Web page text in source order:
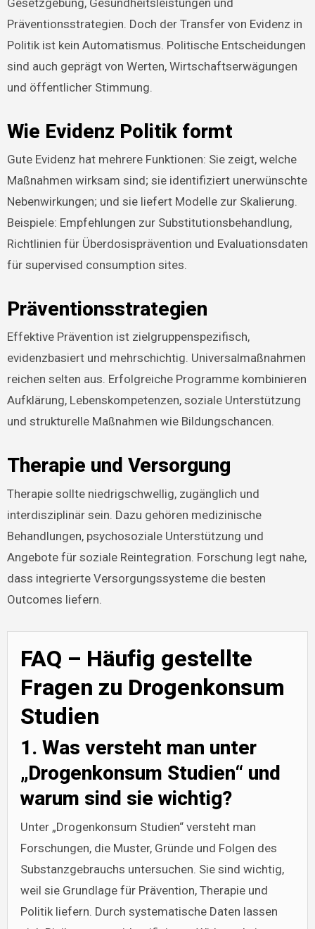
Präventionsstrategien. Doch der Transfer von Evidenz in
Politik ist kein Automatismus. Politische Entscheidungen
sind auch geprägt von Werten, Wirtschaftserwägungen
und öffentlicher Stimmung.
Wie Evidenz Politik formt
Gute Evidenz hat mehrere Funktionen: Sie zeigt, welche
Maßnahmen wirksam sind; sie identifiziert unerwünschte
Nebenwirkungen; und sie liefert Modelle zur Skalierung.
Beispiele: Empfehlungen zur Substitutionsbehandlung,
Richtlinien für Überdosisprävention und Evaluationsdaten
für supervised consumption sites.
Präventionsstrategien
Effektive Prävention ist zielgruppenspezifisch,
evidenzbasiert und mehrschichtig. Universalmaßnahmen
reichen selten aus. Erfolgreiche Programme kombinieren
Aufklärung, Lebenskompetenzen, soziale Unterstützung
und strukturelle Maßnahmen wie Bildungschancen.
Therapie und Versorgung
Therapie sollte niedrigschwellig, zugänglich und
interdisziplinär sein. Dazu gehören medizinische
Behandlungen, psychosoziale Unterstützung und
Angebote für soziale Reintegration. Forschung legt nahe,
dass integrierte Versorgungssysteme die besten
Outcomes liefern.
FAQ – Häufig gestellte
Fragen zu Drogenkonsum
Studien
1. Was versteht man unter
„Drogenkonsum Studien“ und
warum sind sie wichtig?
Unter „Drogenkonsum Studien“ versteht man
Forschungen, die Muster, Gründe und Folgen des
Substanzgebrauchs untersuchen. Sie sind wichtig,
weil sie Grundlage für Prävention, Therapie und
Politik liefern. Durch systematische Daten lassen